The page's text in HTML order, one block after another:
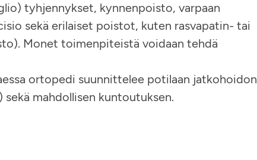
tyhjennykset, kynnenpoisto, varpaan
sekä erilaiset poistot, kuten rasvapatin- tai
Monet toimenpiteistä voidaan tehdä
ortopedi suunnittelee potilaan jatkohoidon
sekä mahdollisen kuntoutuksen.